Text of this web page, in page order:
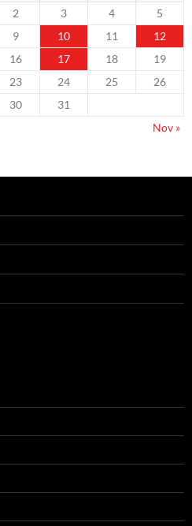
2 3 4
5
9 10 11
12
16 17 18
19
23 24 25
26
30
31
Nov »